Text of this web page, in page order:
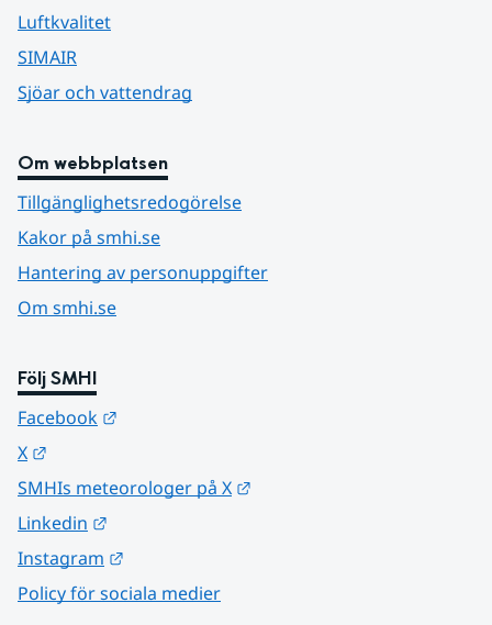
Luftkvalitet
SIMAIR
Sjöar och vattendrag
Om webbplatsen
Tillgänglighetsredogörelse
Kakor på smhi.se
Hantering av personuppgifter
Om smhi.se
Följ SMHI
Facebook
X
SMHIs meteorologer på X
Linkedin
Instagram
Policy för sociala medier